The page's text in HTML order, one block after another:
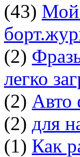
(43) Мой
(2)
легко
(2) Авто
(2) для
(1) Как